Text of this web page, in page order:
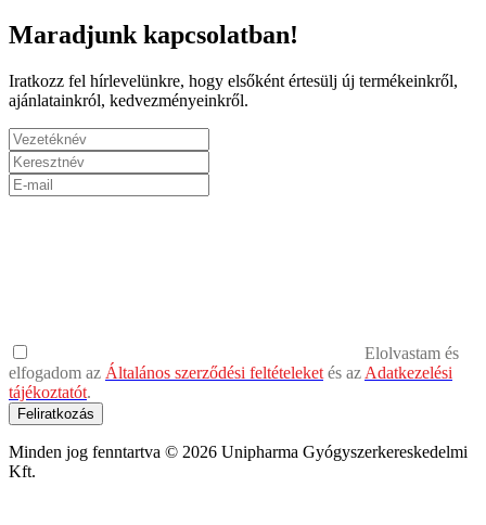
Maradjunk kapcsolatban!
Iratkozz fel hírlevelünkre, hogy elsőként értesülj új termékeinkről,
ajánlatainkról, kedvezményeinkről.
Elolvastam és
elfogadom az Általános szerződési feltételeket és az Adatkezelési
tájékoztatót.
Feliratkozás
Minden jog fenntartva © 2026 Unipharma Gyógyszerkereskedelmi
Kft.